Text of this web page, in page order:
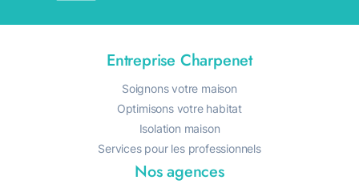
Entreprise Charpenet
Soignons votre maison
Optimisons votre habitat
Isolation maison
Services pour les professionnels
Nos agences